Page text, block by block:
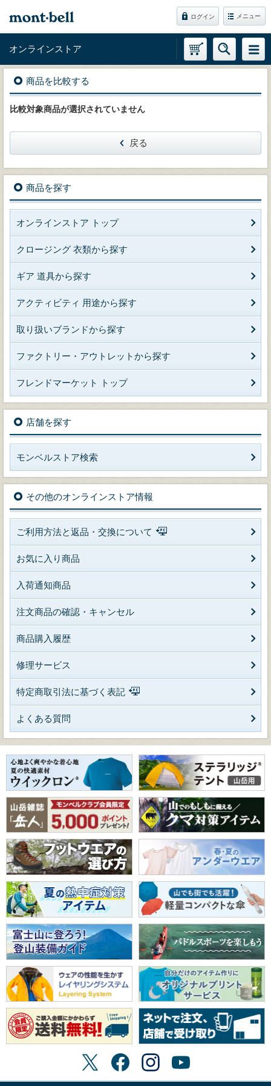
ログイン メニュー
オンラインストア
商品を比較する
比較対象商品が選択されていません
戻る
商品を探す
オンラインストア トップ
クロージング 衣類から探す
ギア 道具から探す
アクティビティ 用途から探す
取り扱いブランドから探す
ファクトリー・アウトレットから探す
フレンドマーケット トップ
店舗を探す
モンベルストア検索
その他のオンラインストア情報
ご利用方法と返品・交換について
お気に入り商品
入荷通知商品
注文商品の確認・キャンセル
商品購入履歴
修理サービス
特定商取引法に基づく表記
よくある質問